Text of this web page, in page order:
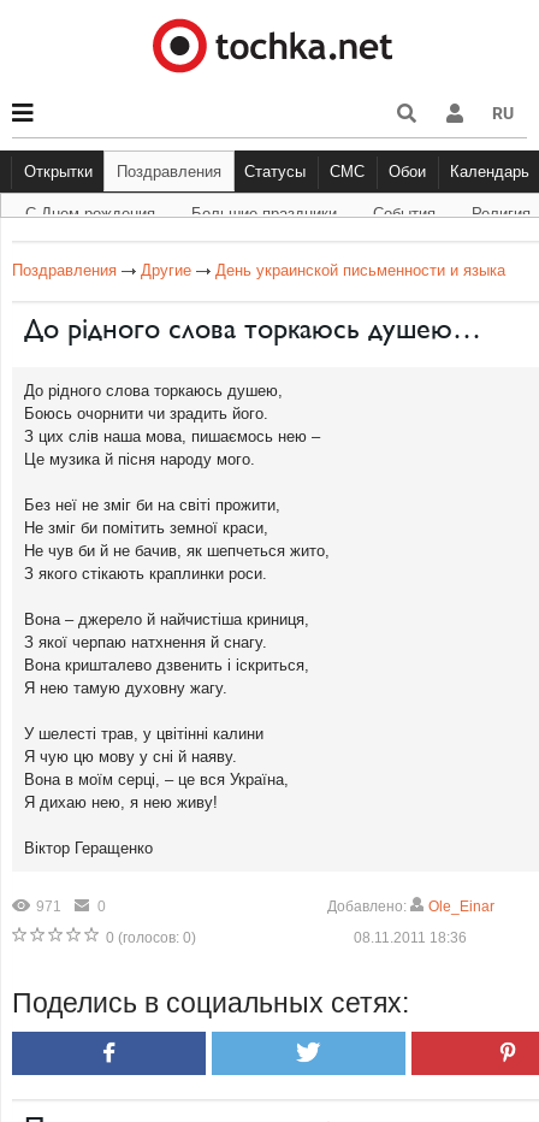
RU
Открытки
С Днем рождения Большие праздники События
Поздравления Статусы
Другое Прикольные Грустные
СМС
С Днём Рождения
Обои
Музыка
Календарь
С Днем рождения Большие праздники Cобытия Религия
Поздравления Другие День украинской письменности и языка
До рідного слова торкаюсь душею…
До рідного слова торкаюсь душею,
Боюсь очорнити чи зрадить його.
З цих слів наша мова, пишаємось нею –
Це музика й пісня народу мого.
Без неї не зміг би на світі прожити,
Не зміг би помітить земної краси,
Не чув би й не бачив, як шепчеться жито,
З якого стікають краплинки роси.
Вона – джерело й найчистіша криниця,
З якої черпаю натхнення й снагу.
Вона кришталево дзвенить і іскриться,
Я нею тамую духовну жагу.
У шелесті трав, у цвітінні калини
Я чую цю мову у сні й наяву.
Вона в моїм серці, – це вся Україна,
Я дихаю нею, я нею живу!
Віктор Геращенко
971
0
0 (голосов: 0)
Добавлено:
Ole_Einar
08.11.2011 18:36
Поделись в социальных сетях: